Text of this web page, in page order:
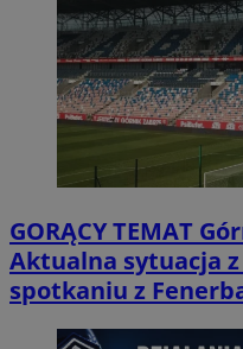
GORĄCY TEMAT
Aktualna sytuacja
spotkaniu z